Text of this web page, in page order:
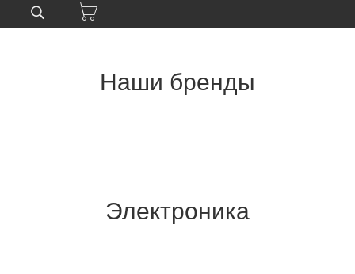
Наши бренды
Электроника